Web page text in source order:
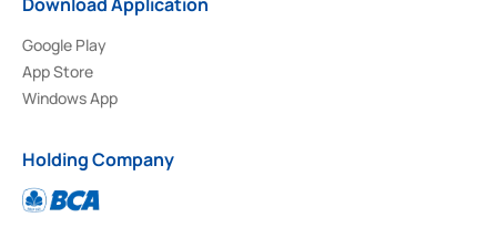
Google Play
App Store
Windows App
Holding Company